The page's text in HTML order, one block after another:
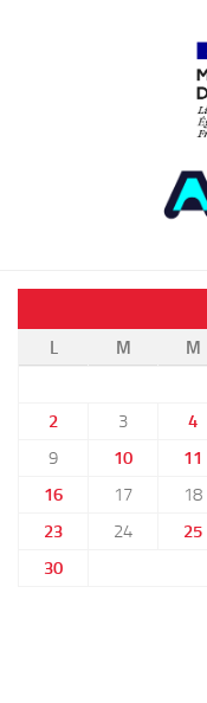
L
M M
2
3 4
9
10 11
16
17 18
23
24 25
30